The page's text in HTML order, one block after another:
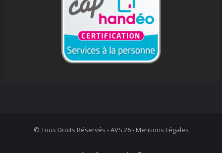
© Tous Droits Réservés - AVS 26 - Mentions Légales